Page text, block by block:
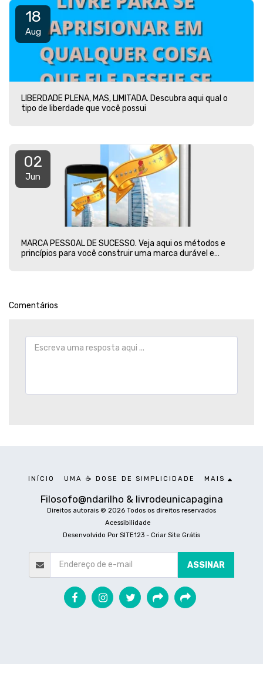
18
Aug
LIBERDADE PLENA, MAS, LIMITADA. Descubra aqui qual o
tipo de liberdade que você possui
02
Jun
MARCA PESSOAL DE SUCESSO. Veja aqui os métodos e
princípios para você construir uma marca durável e
Comentários
Filosofo@ndarilho & livrodeunicapagina
Direitos autorais © 2026 Todos os direitos reservados
Acessibilidade
Desenvolvido PorSITE123 - Criar Site Grátis
INÍCIO UMA ☕ DOSE DE SIMPLICIDADE MAIS
ASSINAR